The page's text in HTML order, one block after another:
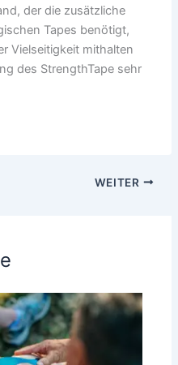
der die zusätzliche
Tapes benötigt,
Vielseitigkeit mithalten
des StrengthTape sehr
WEITER